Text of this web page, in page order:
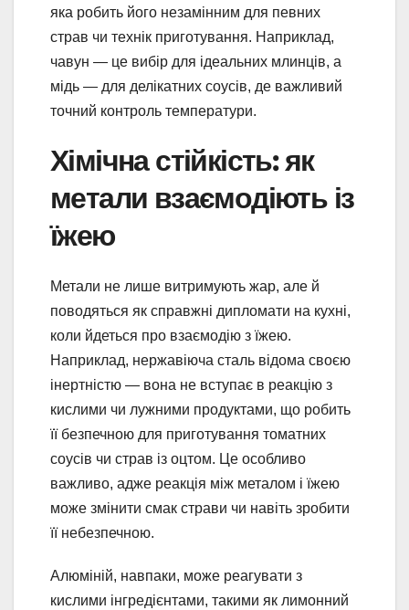
яка робить його незамінним для певних
страв чи технік приготування. Наприклад,
чавун — це вибір для ідеальних млинців, а
мідь — для делікатних соусів, де важливий
точний контроль температури.
Хімічна стійкість: як
метали взаємодіють із
їжею
Метали не лише витримують жар, але й
поводяться як справжні дипломати на кухні,
коли йдеться про взаємодію з їжею.
Наприклад, нержавіюча сталь відома своєю
інертністю — вона не вступає в реакцію з
кислими чи лужними продуктами, що робить
її безпечною для приготування томатних
соусів чи страв із оцтом. Це особливо
важливо, адже реакція між металом і їжею
може змінити смак страви чи навіть зробити
її небезпечною.
Алюміній, навпаки, може реагувати з
кислими інгредієнтами, такими як лимонний